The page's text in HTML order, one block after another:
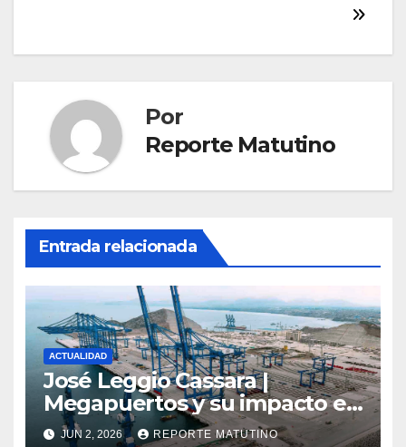
Por
Reporte Matutino
Entrada relacionada
ACTUALIDAD
José Leggio Cassara |
Megapuertos y su impacto en
el turismo y el comercio
JUN 2, 2026 REPORTE MATUTINO